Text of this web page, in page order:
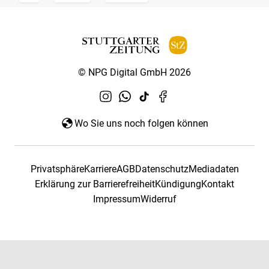
© NPG Digital GmbH 2026
Wo Sie uns noch folgen können
PrivatsphäreKarriereAGBDatenschutzMediadaten
Erklärung zur BarrierefreiheitKündigungKontakt
ImpressumWiderruf